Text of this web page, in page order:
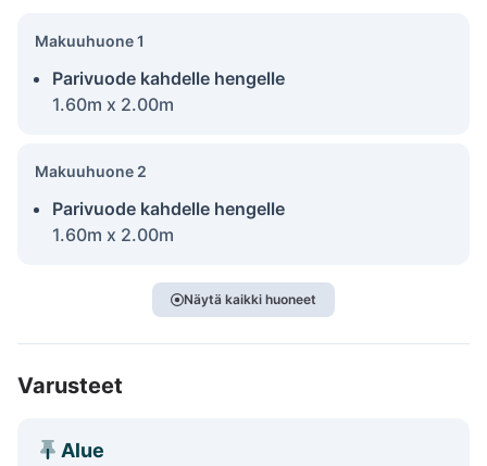
Makuuhuone 1
Parivuode kahdelle hengelle
1.60m x 2.00m
Makuuhuone 2
Parivuode kahdelle hengelle
1.60m x 2.00m
Näytä kaikki huoneet
Varusteet
Alue